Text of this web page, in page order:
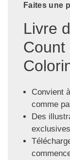
Faites une
Livre
Count
Convient
comme
Des
exclusives